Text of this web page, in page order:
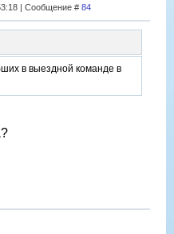
| Сообщение # 84
в выездной команде в